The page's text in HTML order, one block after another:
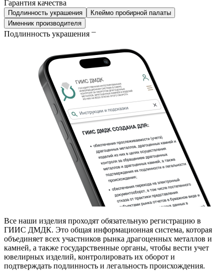
Гарантия качества
Подлинность украшения
Клеймо пробирной палаты
Именник производителя
Подлинность украшения
Все наши изделия проходят обязательную регистрацию в
ГИИС ДМДК. Это общая информационная система, которая
объединяет всех участников рынка драгоценных металлов и
камней, а также государственные органы, чтобы вести учет
ювелирных изделий, контролировать их оборот и
подтверждать подлинность и легальность происхождения.